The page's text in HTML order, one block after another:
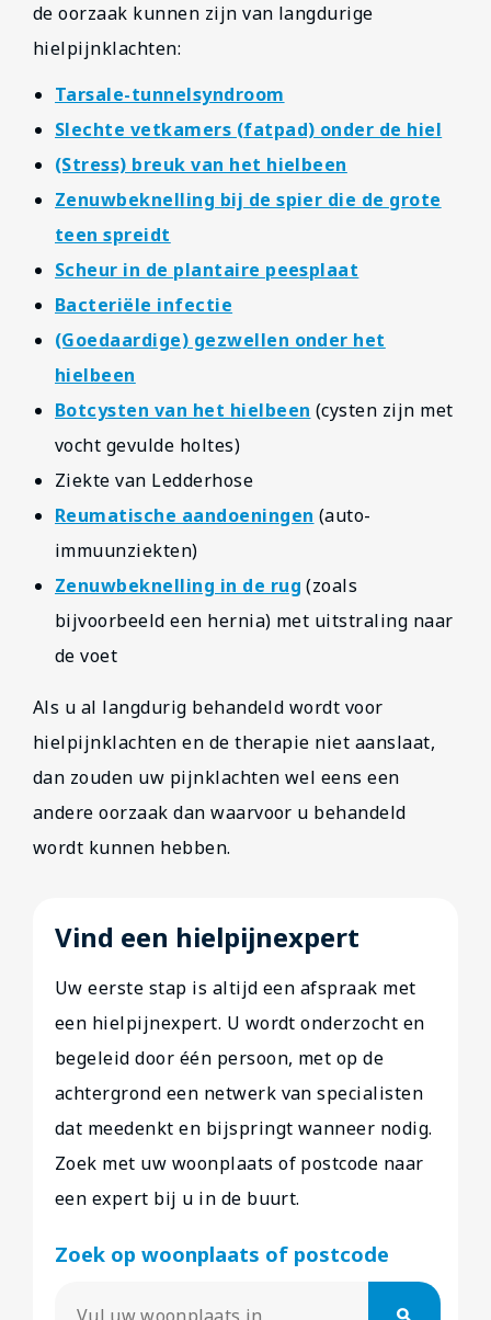
de oorzaak kunnen zijn van langdurige
hielpijnklachten:
Tarsale-tunnelsyndroom
Slechte vetkamers (fatpad) onder de hiel
(Stress) breuk van het hielbeen
Zenuwbeknelling bij de spier die de grote
teen spreidt
Scheur in de plantaire peesplaat
Bacteriële infectie
(Goedaardige) gezwellen onder het
hielbeen
Botcysten van het hielbeen (cysten zijn met
vocht gevulde holtes)
Ziekte van Ledderhose
Reumatische aandoeningen (auto-
immuunziekten)
Zenuwbeknelling in de rug (zoals
bijvoorbeeld een hernia) met uitstraling naar
de voet
Als u al langdurig behandeld wordt voor
hielpijnklachten en de therapie niet aanslaat,
dan zouden uw pijnklachten wel eens een
andere oorzaak dan waarvoor u behandeld
wordt kunnen hebben.
Vind een hielpijnexpert
Uw eerste stap is altijd een afspraak met
een hielpijnexpert. U wordt onderzocht en
begeleid door één persoon, met op de
achtergrond een netwerk van specialisten
dat meedenkt en bijspringt wanneer nodig.
Zoek met uw woonplaats of postcode naar
een expert bij u in de buurt.
Zoek op woonplaats of postcode